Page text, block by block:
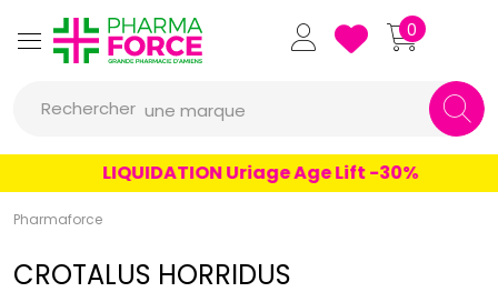
Pharmaforce Grande Pharmacie
0
Rechercher
un conseil
un produit
une marque
LIQUIDATION Uriage Age Lift -30%
Pharmaforce
CROTALUS HORRIDUS